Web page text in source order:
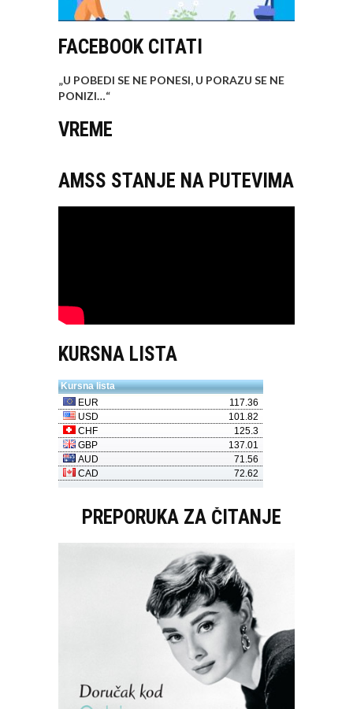
FACEBOOK CITATI
„U POBEDI SE NE PONESI, U PORAZU SE NE
PONIZI…“
VREME
AMSS STANJE NA PUTEVIMA
KURSNA LISTA
PREPORUKA ZA ČITANJE